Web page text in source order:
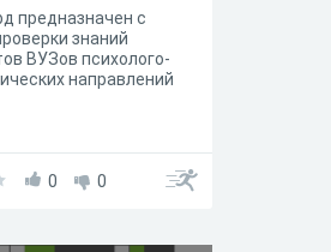
предназначен с
знаний
ВУЗов психолого-
направлений
0 0